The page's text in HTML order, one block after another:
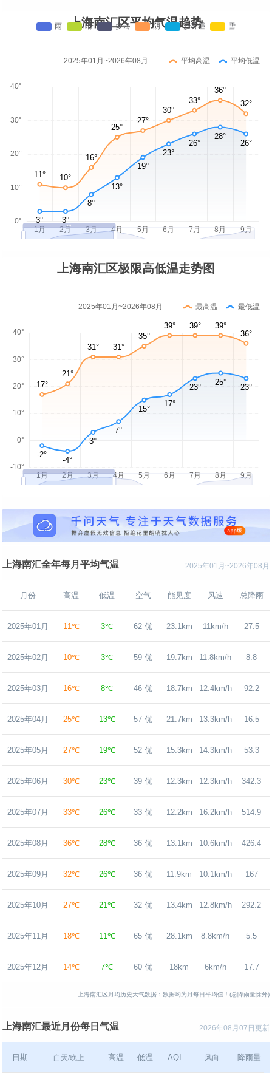
上海南汇区平均气温趋势
2025年01月~2026年08月 平均高温 平均低温
上海南汇区极限高低温走势图
2025年01月~2026年08月 最高温 最低温
2025年01月~2026年08月
上海南汇全年每月平均气温
月份 高温 低温 空气 能见度 风速 总降雨
2025年01月 11℃ 3℃ 62 优 23.1km 11km/h 27.5
2025年02月 10℃ 3℃ 59 优 19.7km 11.8km/h 8.8
2025年03月 16℃ 8℃ 46 优 18.7km 12.4km/h 92.2
2025年04月 25℃ 13℃ 57 优 21.7km 13.3km/h 16.5
2025年05月 27℃ 19℃ 52 优 15.3km 14.3km/h 53.3
2025年06月 30℃ 23℃ 39 优 12.3km 12.3km/h 342.3
2025年07月 33℃ 26℃ 33 优 12.2km 16.2km/h 514.9
2025年08月 36℃ 28℃ 36 优 13.1km 10.6km/h 426.4
2025年09月 32℃ 26℃ 36 优 11.9km 10.1km/h 167
2025年10月 27℃ 21℃ 32 优 13.4km 12.8km/h 292.2
2025年11月 18℃ 11℃ 65 优 28.1km 8.8km/h 5.5
2025年12月 14℃ 7℃ 60 优 18km 6km/h 17.7
上海南汇区月均历史天气数据：数据均为月每日平均值！(总降雨量除外)
2026年08月07日更新
上海南汇最近月份每日气温
日期 白天/晚上 高温 低温 AQI 风向 降雨量